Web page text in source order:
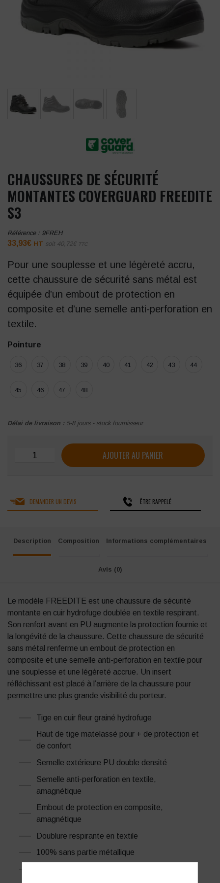
CHAUSSURES DE SÉCURITÉ
MONTANTES COVERGUARD FREEDITE
S3
Référence : 9FREH
33,93€ HT soit 40,72€ TTC
Pour une souplesse et une légèreté accru,
cette chaussure de sécurité sans métal est
équipée d’un embout de protection en
composite et d’une semelle anti-perforation en
textile.
Pointure
36 37 38 39 40 41 42 43 44
45 46 47 48
Délai de livraison : 5-8 jours - stock fournisseur
quantité de Chaussures de sécurité montantes
AJOUTER AU PANIER
DEMANDER UN DEVIS ÊTRE RAPPELÉ
Description Composition Informations complémentaires
Avis (0)
Le modèle FREEDITE est une chaussure de sécurité
montante en cuir hydrofuge doublée en textile respirant.
Son renfort avant en PU augmente la protection fournie et
la longévité de la chaussure. Cette chaussure de sécurité
sans métal renferme un embout de protection en
composite et une semelle anti-perforation en textile pour
une souplesse et une légèreté accrue. Un insert
réfléchissant est placé à l’arrière de la chaussure pour
permettre une plus grande visibilité du porteur.
Tige en cuir fleur grainé hydrofuge
Haut de tige matelassé pour + de protection et
de confort
Semelle extérieure PU double densité
Semelle anti-perforation en textile,
amagnétique
Embout de protection en composite,
amagnétique
Doublure respirante en textile
100% sans partie métallique